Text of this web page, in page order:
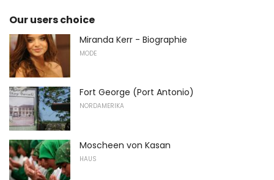
Our users choice
Miranda Kerr - Biographie
MODE
Fort George (Port Antonio)
NORDAMERIKA
Moscheen von Kasan
HAUS